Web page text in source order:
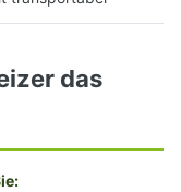
das